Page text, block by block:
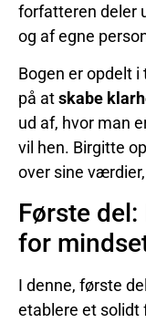
forfatteren deler
og af egne
Bogen er opdelt
på atskabe
ud af, hvor man
vil hen. Birgitte
over sine
Første
for
I denne, første
etablere et solidt